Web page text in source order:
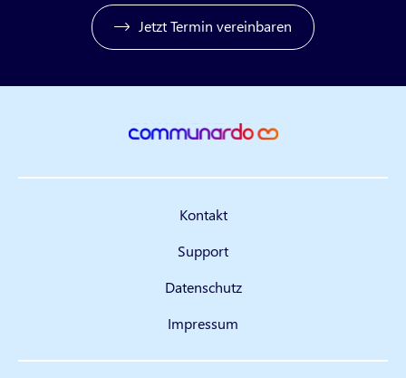
Jetzt Termin vereinbaren
Kontakt
Support
Datenschutz
Impressum